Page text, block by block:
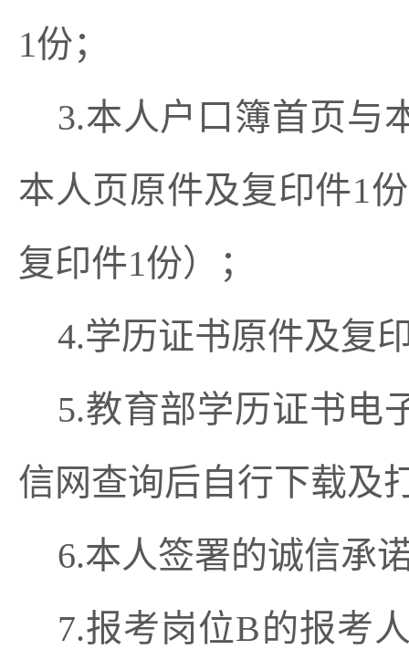
1份；
3.本人户口簿首页与
本人页原件及复印件1
复印件1份）；
4.学历证书原件及复
5.教育部学历证书电
信网查询后自行下载及
6.本人签署的诚信承
7.报考岗位B的报考